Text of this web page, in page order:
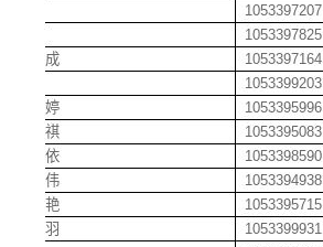
1053397207
1053397825
曹良成
1053397164
1053399203
曹梦婷
1053395996
曹瑞祺
1053395083
曹万依
1053398590
曹威伟
1053394938
曹喜艳
1053395715
曹晓羽
1053399931